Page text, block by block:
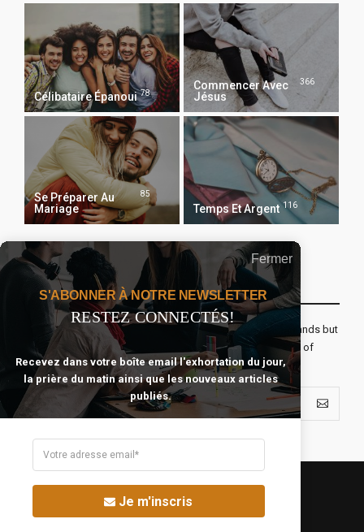
Célibataire Épanoui 78
Commencer Avec
Jésus
366
Se Préparer Au
Mariage
85
Temps Et Argent 116
Recevoir Notre Newsletter Chaque Matin
The real voyage of discovery consists not in seeking new lands but
seeing with new eyes. All journeys have secret destinations of
which the traveler is unaware.
Fermer
S'ABONNER À NOTRE NEWSLETTER
RESTEZ CONNECTÉS!
Recevez dans votre boîte email l'exhortation du jour,
la prière du matin ainsi que les nouveaux articles
publiés.
Je m'inscris